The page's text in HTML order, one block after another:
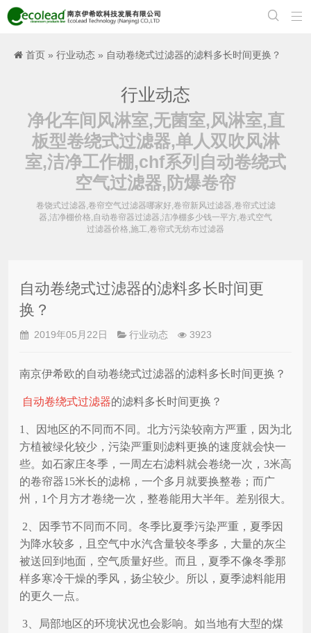


首页 » 行业动态 » 自动卷绕式过滤器的滤料多长时间更换？
行业动态
净化车间风淋室,无菌室,风淋室,直
板型卷绕式过滤器,单人双吹风淋
室,洁净工作棚,chf系列自动卷绕式
空气过滤器,防爆卷帘
卷饶式过滤器,卷帘空气过滤器哪家好,卷帘新风过滤器,卷帘式过滤
器,洁净棚价格,自动卷帘器过滤器,洁净棚多少钱一平方,卷式空气
过滤器价格,施工,卷帘式无纺布过滤器
自动卷绕式过滤器的滤料多长时间更
换？
2019年05月22日 行业动态 3923
南京伊希欧的自动卷绕式过滤器的滤料多长时间更换？
自动卷绕式过滤器的滤料多长时间更换？
1、因地区的不同而不同。北方污染较南方严重，因为北
方植被绿化较少，污染严重则滤料更换的速度就会快一
些。如石家庄冬季，一周左右滤料就会卷绕一次，3米高
的卷帘器15米长的滤棉，一个多月就要换整卷；而广
州，1个月方才卷绕一次，整卷能用大半年。差别很大。
2、因季节不同而不同。冬季比夏季污染严重，夏季因
为降水较多，且空气中水汽含量较冬季多，大量的灰尘
被送回到地面，空气质量好些。而且，夏季不像冬季那
样多寒冷干燥的季风，扬尘较少。所以，夏季滤料能用
的更久一点。
3、局部地区的环境状况也会影响。如当地有大型的煤